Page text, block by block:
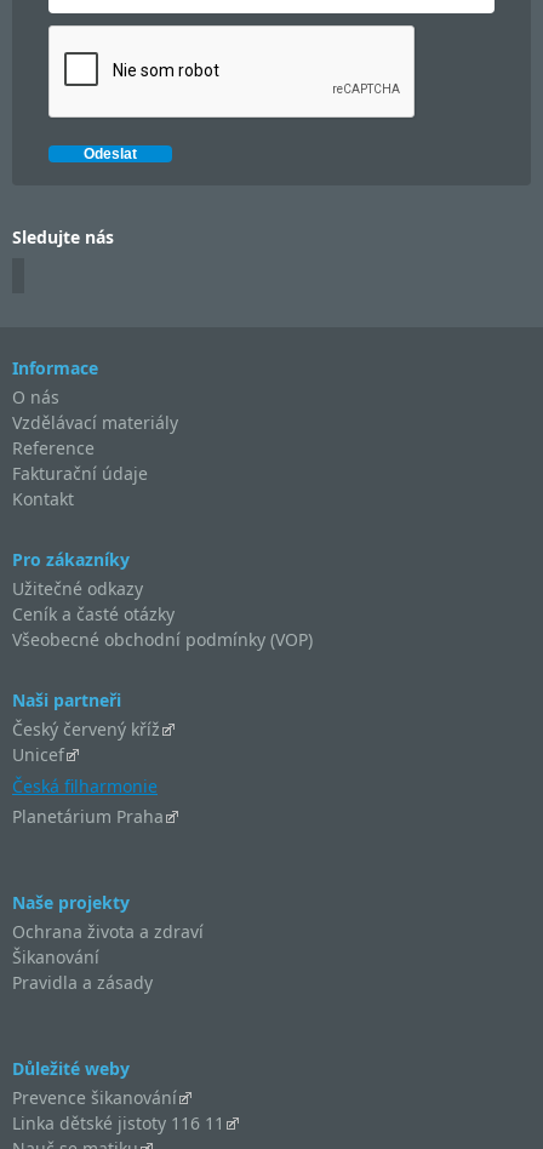
Sledujte nás
Informace
O nás
Vzdělávací materiály
Reference
Fakturační údaje
Kontakt
Pro zákazníky
Užitečné odkazy
Ceník a časté otázky
Všeobecné obchodní podmínky (VOP)
Naši partneři
Český červený kříž
Unicef
Česká filharmonie
Planetárium Praha
Naše projekty
Ochrana života a zdraví
Šikanování
Pravidla a zásady
Důležité weby
Prevence šikanování
Linka dětské jistoty 116 11